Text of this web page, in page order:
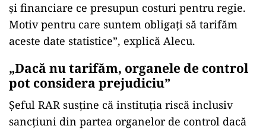
și financiare ce presupun costuri pentru regie.
Motiv pentru care suntem obligați să tarifăm
aceste date statistice”, explică Alecu.
„Dacă nu tarifăm, organele de control
pot considera prejudiciu”
Șeful RAR susține că instituția riscă inclusiv
sancțiuni din partea organelor de control dacă